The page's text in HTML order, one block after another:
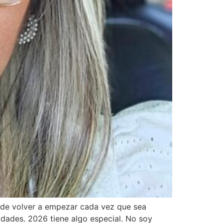
volver a empezar cada vez que sea
2026 tiene algo especial. No soy